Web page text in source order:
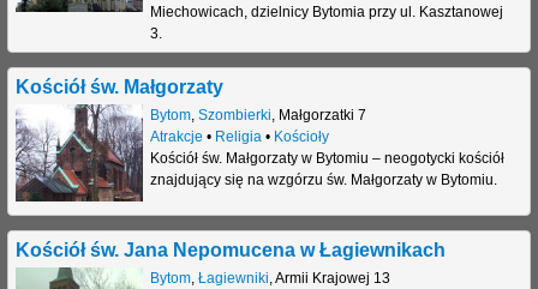
Miechowicach, dzielnicy Bytomia przy ul. Kasztanowej
3.
Kościół św. Małgorzaty
Bytom, Szombierki Małgorzatki 7
Atrakcje • Religia • Kościoły
Kościół św. Małgorzaty w Bytomiu – neogotycki kościół
znajdujący się na wzgórzu św. Małgorzaty w Bytomiu.
Kościół św. Jana Nepomucena w Łagiewnikach
Bytom, Łagiewniki Armii Krajowej 13